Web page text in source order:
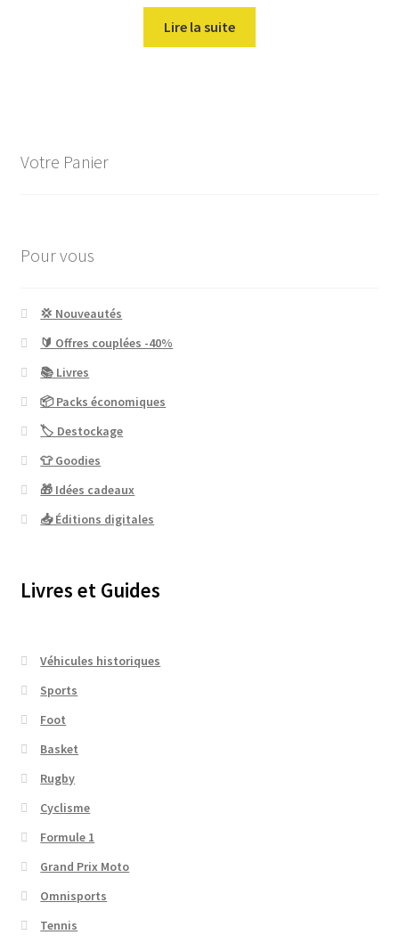
initial
était :
est :
Lire la suite
Votre Panier
Pour vous
💢 Nouveautés
🔰 Offres couplées -40%
📚 Livres
📦 Packs économiques
🏷 Destockage
👕 Goodies
🎁 Idées cadeaux
📥 Éditions digitales
Livres et Guides
Véhicules historiques
Sports
Foot
Basket
Rugby
Cyclisme
Formule 1
Grand Prix Moto
Omnisports
Tennis